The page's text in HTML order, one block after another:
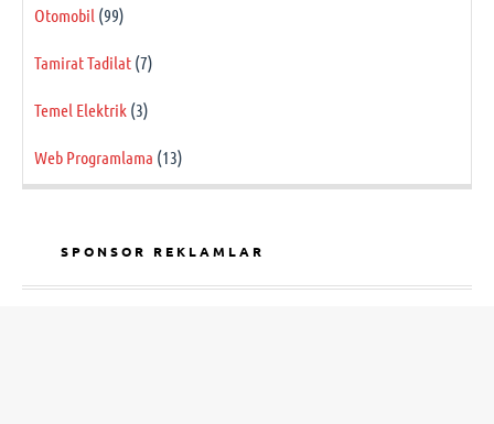
Otomobil (99)
Tamirat Tadilat (7)
Temel Elektrik (3)
Web Programlama (13)
SPONSOR REKLAMLAR